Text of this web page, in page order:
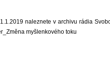
naleznete v archivu rádia
myšlenkového toku